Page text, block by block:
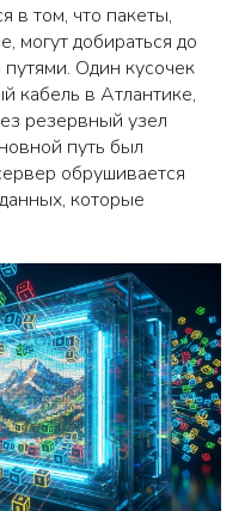
в том, что пакеты,
могут добираться до
Один кусочек
кабель в Атлантике,
резервный узел
путь был
обрушивается
которые